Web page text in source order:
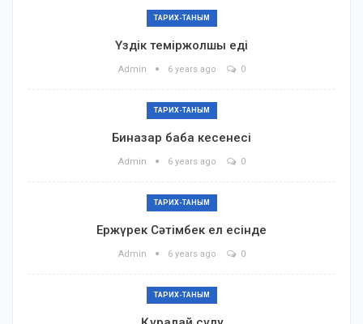
ТАРИХ-ТАНЫМ
Үздік теміржолшы еді
Admin 6 years ago 0
ТАРИХ-ТАНЫМ
Биназар баба кесенесі
Admin 6 years ago 0
ТАРИХ-ТАНЫМ
Ержүрек Сәтімбек ел есінде
Admin 6 years ago 0
ТАРИХ-ТАНЫМ